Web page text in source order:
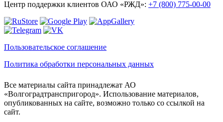
Центр поддержки клиентов ОАО «РЖД»: +7 (800) 775-00-00
Пользовательское соглашение
Политика обработки персональных данных
Все материалы сайта принадлежат АО
«Волгоградтранспригород». Использование материалов,
опубликованных на сайте, возможно только со ссылкой на
сайт.